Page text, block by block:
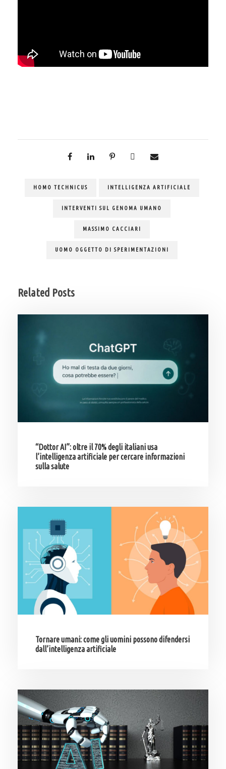
HOMO TECHNICUS INTELLIGENZA ARTIFICIALE
INTERVENTI SUL GENOMA UMANO
MASSIMO CACCIARI
UOMO OGGETTO DI SPERIMENTAZIONI
Related Posts
“Dottor AI”: oltre il 70% degli italiani usa
l’intelligenza artificiale per cercare informazioni
sulla salute
Tornare umani: come gli uomini possono difendersi
dall’intelligenza artificiale